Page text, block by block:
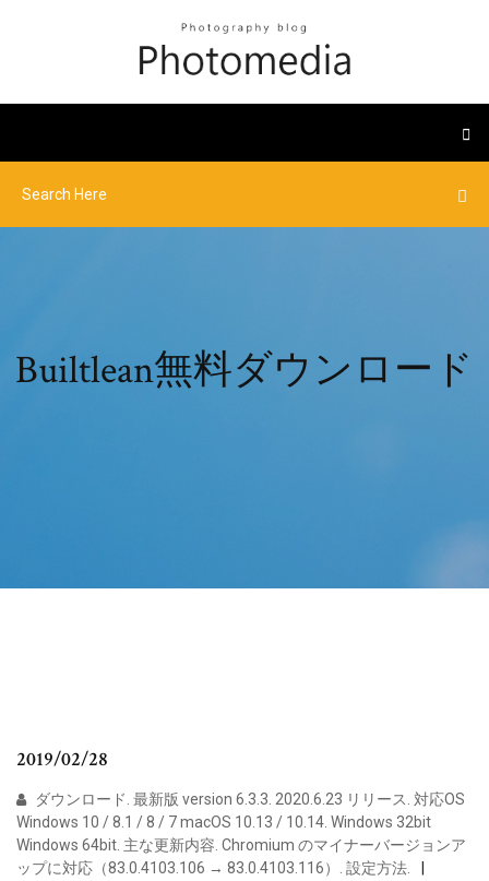
Builtlean無料ダウンロード
2019/02/28
ダウンロード. 最新版 version 6.3.3. 2020.6.23 リリース. 対応OS
Windows 10 / 8.1 / 8 / 7 macOS 10.13 / 10.14. Windows 32bit
Windows 64bit. 主な更新内容. Chromium のマイナーバージョンア
ップに対応（83.0.4103.106 → 83.0.4103.116）. 設定方法.